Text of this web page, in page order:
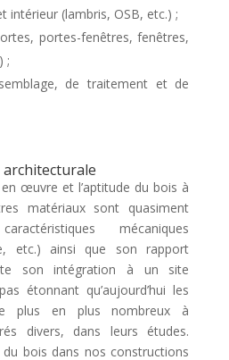
intérieur (lambris, OSB, etc.) ;
portes-fenêtres, fenêtres,
;
de traitement et de
œuvre et l’aptitude du bois à
matériaux sont quasiment
mécaniques
etc.) ainsi que son rapport
son intégration à un site
étonnant qu’aujourd’hui les
plus en plus nombreux à
divers, dans leurs études.
bois dans nos constructions